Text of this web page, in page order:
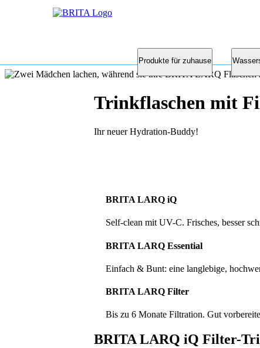
Produkte für zuhause
Trinkflaschen mit
Ihr neuer Hydration-Buddy!
BRITA LARQ iQ
Self-clean mit UV-C. Frisches, besser
BRITA LARQ Essential
Einfach & Bunt: eine langlebige,
BRITA LARQ Filter
Bis zu 6 Monate Filtration. Gut
BRITA LARQ iQ Filter-